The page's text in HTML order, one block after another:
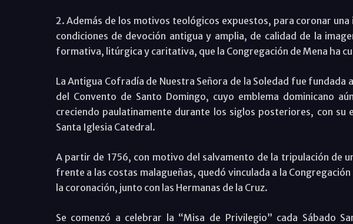
2. Además de los motivos teológicos expuestos, para coronar una
condiciones de devoción antigua y amplia, de calidad de la
formativa, litúrgica y caritativa, que la Congregación de Mena ha
La Antigua Cofradía de Nuestra Señora de la Soledad fue fundada
del Convento de Santo Domingo, cuyo emblema dominicano
creciendo paulatinamente durante los siglos posteriores, con su
Santa Iglesia Catedral.
A partir de 1756, con motivo del salvamento de la tripulación de
frente a las costas malagueñas, quedó vinculada a la
la coronación, junto con las Hermanas de la Cruz.
Se comenzó a celebrar la “Misa de Privilegio” cada Sábado